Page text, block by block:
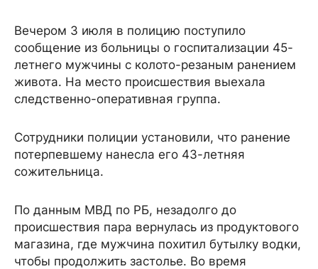
Вечером 3 июля в полицию поступило
сообщение из больницы о госпитализации 45-
летнего мужчины с колото-резаным ранением
живота. На место происшествия выехала
следственно-оперативная группа.
Сотрудники полиции установили, что ранение
потерпевшему нанесла его 43-летняя
сожительница.
По данным МВД по РБ, незадолго до
происшествия пара вернулась из продуктового
магазина, где мужчина похитил бутылку водки,
чтобы продолжить застолье. Во время